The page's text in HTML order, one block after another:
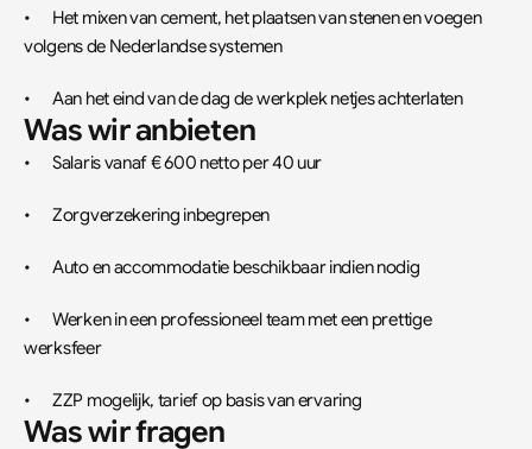
•	Het mixen van cement, het plaatsen van stenen en voegen
volgens de Nederlandse systemen
•	Aan het eind van de dag de werkplek netjes achterlaten
Was wir anbieten
•	Salaris vanaf € 600 netto per 40 uur
•	Zorgverzekering inbegrepen
•	Auto en accommodatie beschikbaar indien nodig
•	Werken in een professioneel team met een prettige
werksfeer
•	ZZP mogelijk, tarief op basis van ervaring
Was wir fragen